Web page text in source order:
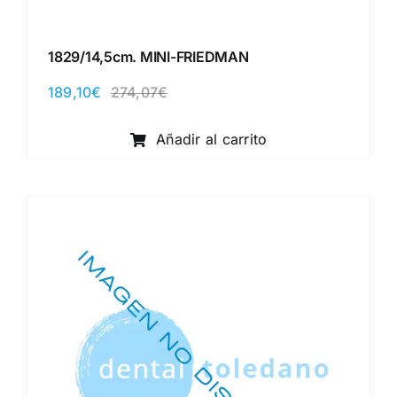
1829/14,5cm. MINI-FRIEDMAN
274,07€El
original
era:
189,10€
El
actual
es:
Añadir al carrito